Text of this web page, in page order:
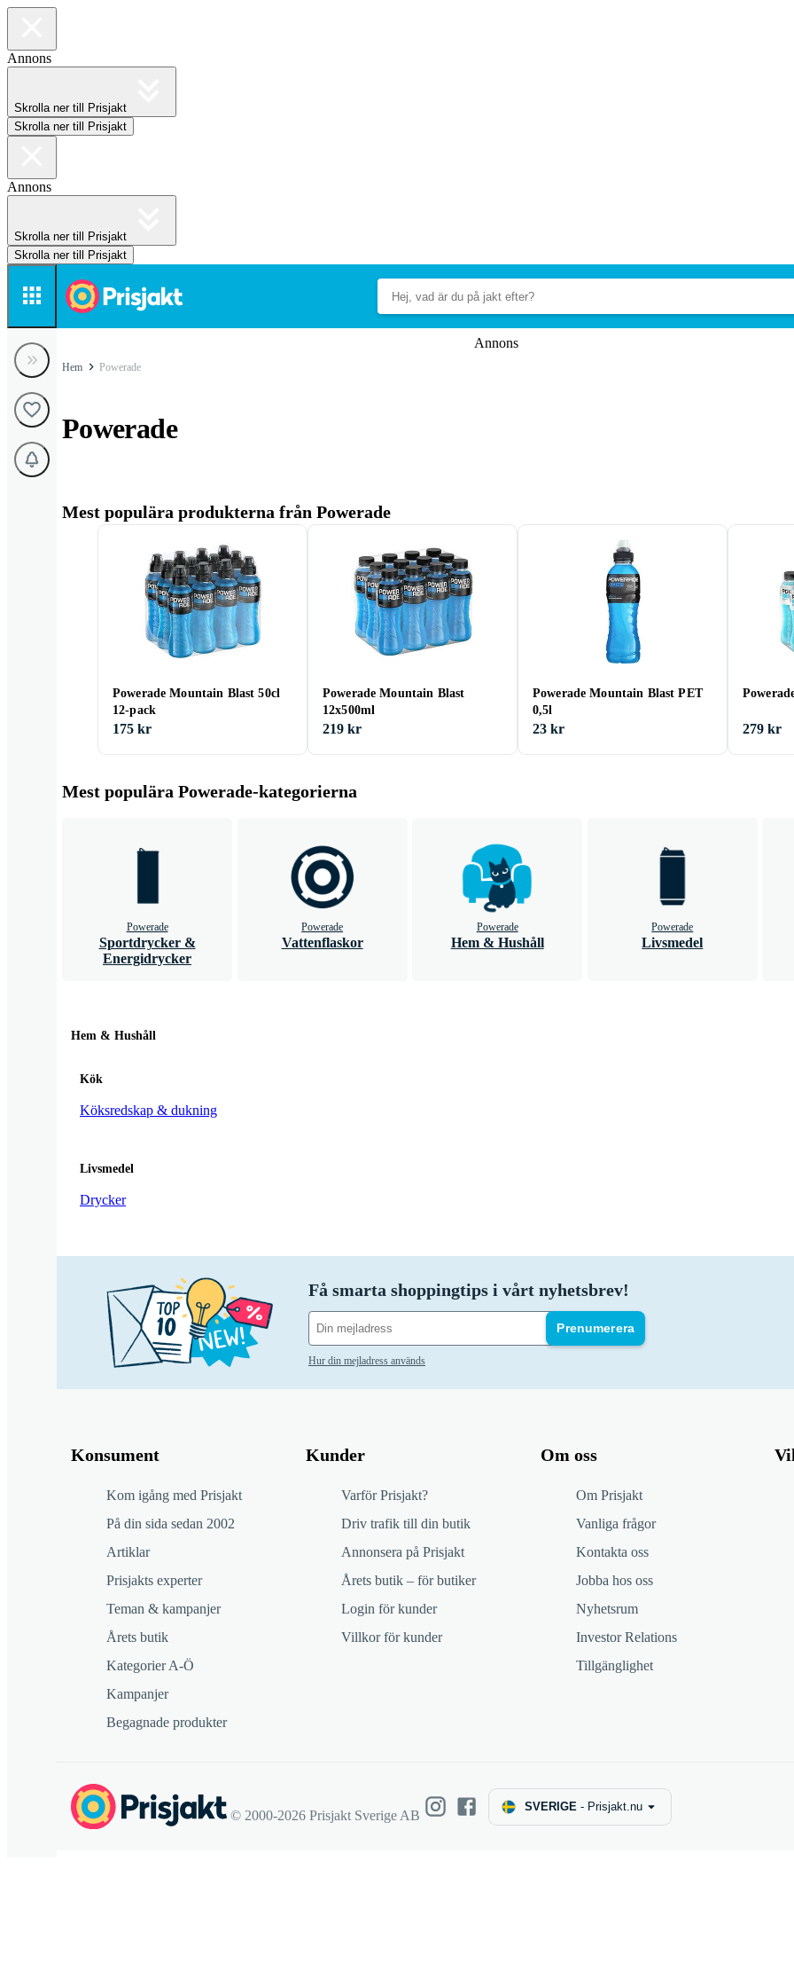
Annons
Skrolla ner till Prisjakt
Skrolla ner till Prisjakt
Annons
Skrolla ner till Prisjakt
Skrolla ner till Prisjakt
Annons
Hem Powerade
Powerade
Mest populära produkterna från Powerade
Powerade Mountain Blast 50cl
12-pack
175 kr
Powerade Mountain Blast
12x500ml
219 kr
Powerade Mountain Blast PET
0,5l
23 kr 279 kr
Mest populära Powerade-kategorierna
Powerade
Sportdrycker &
Energidrycker
Powerade
Vattenflaskor
Powerade
Hem & Hushåll
Powerade
Livsmedel
Hem & Hushåll
Kök
Köksredskap & dukning
Livsmedel
Drycker
Få smarta shoppingtips i vårt nyhetsbrev!
Prenumerera
Hur din mejladress används
Konsument
Kom igång med Prisjakt
På din sida sedan 2002
Artiklar
Prisjakts experter
Teman & kampanjer
Årets butik
Kategorier A-Ö
Kampanjer
Begagnade produkter
Kunder
Varför Prisjakt?
Driv trafik till din butik
Annonsera på Prisjakt
Årets butik – för butiker
Login för kunder
Villkor för kunder
Om oss
Om Prisjakt
Vanliga frågor
Kontakta oss
Jobba hos oss
Nyhetsrum
Investor Relations
Tillgänglighet
© 2000-2026 Prisjakt Sverige AB
SVERIGE - Prisjakt.nu